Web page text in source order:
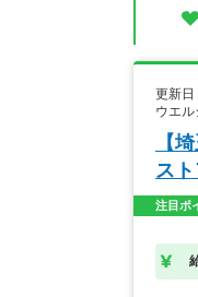
更新
ウエ
【
ス
注目ポ